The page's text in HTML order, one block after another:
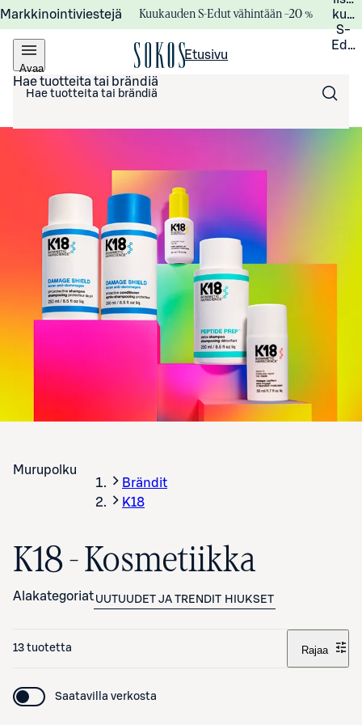
Markkinointiviestejä Kuukauden S-Edut vähintään –20 %
S-
Avaa
valikko
Etusivu
Hae tuotteita tai brändiä
Murupolku
Brändit
K18
K18 - Kosmetiikka
Alakategoriat UUTUUDET JA TRENDIT HIUKSET
13 tuotetta Rajaa
Saatavilla verkosta